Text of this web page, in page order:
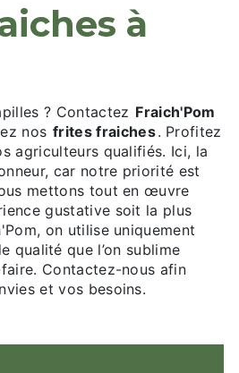
? Contactez Fraich'Pom
nos frites fraiches. Profitez
agriculteurs qualifiés. Ici, la
car notre priorité est
mettons tout en œuvre
gustative soit la plus
on utilise uniquement
qualité que l’on sublime
Contactez-nous afin
et vos besoins.